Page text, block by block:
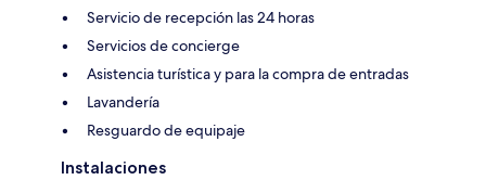
Servicio de recepción las 24 horas
Servicios de concierge
Asistencia turística y para la compra de entradas
Lavandería
Resguardo de equipaje
Instalaciones